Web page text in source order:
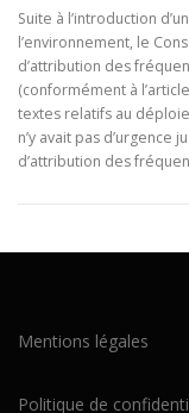
Suite à l’introduction
l’environnement, le
d’attribution des
(conformément à
textes relatifs au
n’y avait pas
d’attribution des
Mentions légales
Politique de